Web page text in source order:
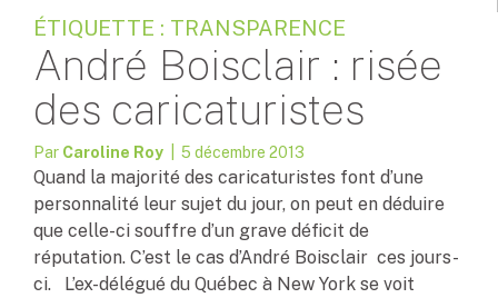
ÉTIQUETTE : TRANSPARENCE
André Boisclair : risée
des caricaturistes
Par Caroline Roy | 5 décembre 2013
Quand la majorité des caricaturistes font d’une
personnalité leur sujet du jour, on peut en déduire
que celle-ci souffre d’un grave déficit de
réputation. C’est le cas d’André Boisclair ces jours-
ci. L’ex-délégué du Québec à New York se voit